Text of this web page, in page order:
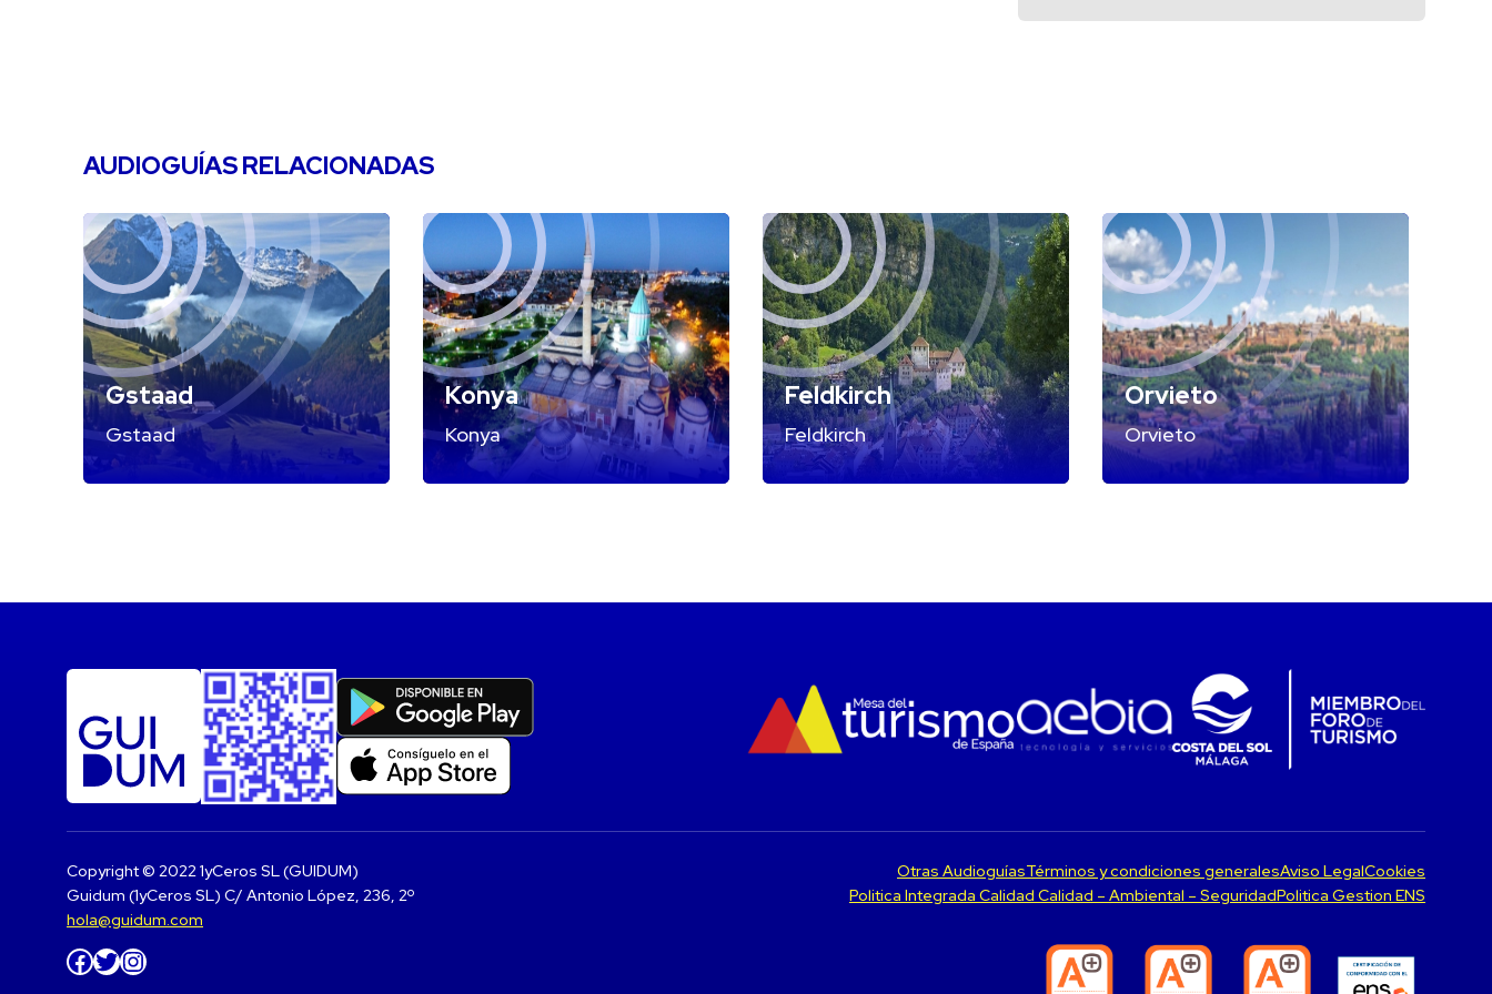
AUDIOGUÍAS RELACIONADAS
Gstaad
Gstaad
Konya
Konya
Feldkirch
Feldkirch
Orvieto
Orvieto
Copyright © 2022 1yCeros SL (GUIDUM)
Guidum (1yCeros SL) C/ Antonio López, 236, 2º
hola@guidum.com
Facebook Twitter Instagram
Otras AudioguíasTérminos y condiciones generalesAviso LegalCookies
Politica Integrada Calidad Calidad – Ambiental – SeguridadPolitica Gestion ENS